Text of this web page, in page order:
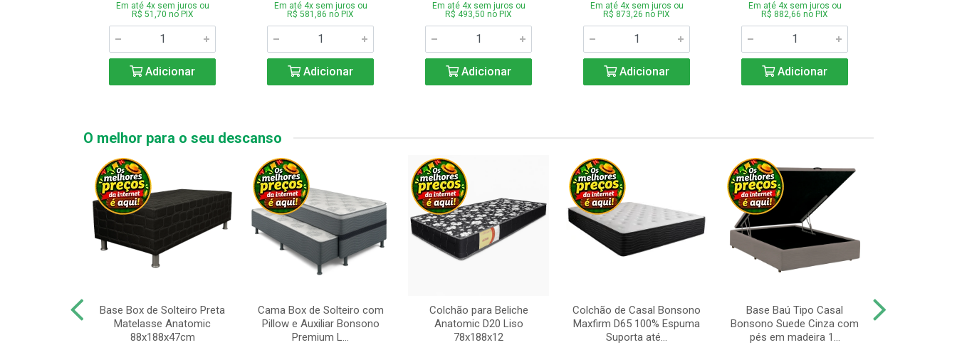
Em até 4x sem juros ou
R$ 51,70 no PIX
Adicionar
Em até 4x sem juros ou
R$ 581,86 no PIX
Adicionar
Em até 4x sem juros ou
R$ 493,50 no PIX
Adicionar
Em até 4x sem juros ou
R$ 873,26 no PIX
Adicionar
Em até 4x sem juros ou
R$ 882,66 no PIX
Adicionar
O melhor para o seu descanso
Base Box de Solteiro Preta
Matelasse Anatomic
88x188x47cm
Cama Box de Solteiro com
Pillow e Auxiliar Bonsono
Premium L...
Colchão para Beliche
Anatomic D20 Liso
78x188x12
Colchão de Casal Bonsono
Maxfirm D65 100% Espuma
Suporta até...
Base Baú Tipo Casal
Bonsono Suede Cinza com
pés em madeira 1...